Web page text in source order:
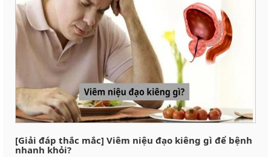
[Giải đáp thắc mắc] Viêm niệu đạo kiêng gì để bệnh
nhanh khỏi?